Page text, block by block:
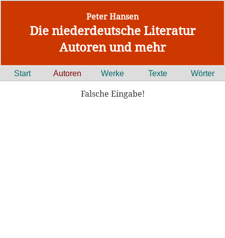
Peter Hansen
Die niederdeutsche Literatur
Autoren und mehr
Start Autoren Werke Texte Wörter
Falsche Eingabe!